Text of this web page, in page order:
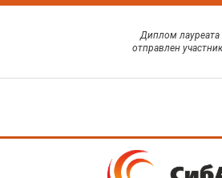
Диплом лауреата
отправлен